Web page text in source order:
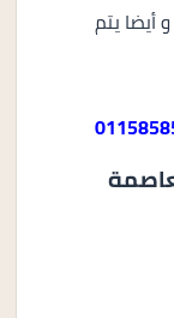
تعاقد و أيضا يتم